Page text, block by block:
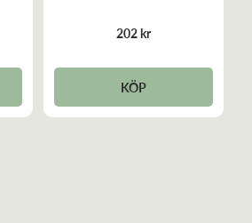
202 kr
KÖP